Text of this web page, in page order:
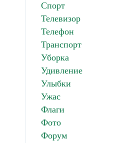
Спорт
Телевизор
Телефон
Транспорт
Уборка
Удивление
Улыбки
Ужас
Флаги
Фото
Форум